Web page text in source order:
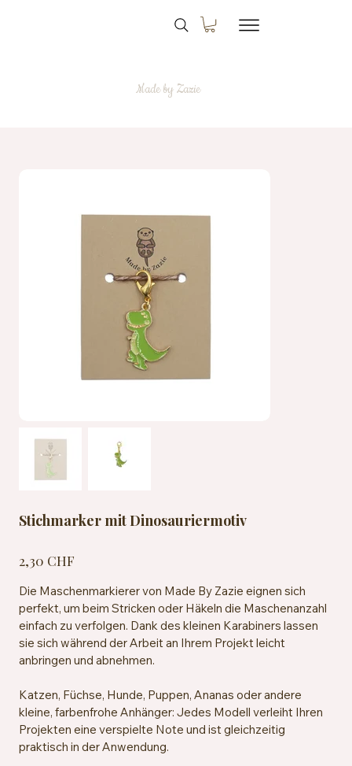
Made by Zazie
Stichmarker mit Dinosauriermotiv
2,30 CHF
Die Maschenmarkierer von Made By Zazie eignen sich
perfekt, um beim Stricken oder Häkeln die Maschenanzahl
einfach zu verfolgen. Dank des kleinen Karabiners lassen
sie sich während der Arbeit an Ihrem Projekt leicht
anbringen und abnehmen.
Katzen, Füchse, Hunde, Puppen, Ananas oder andere
kleine, farbenfrohe Anhänger: Jedes Modell verleiht Ihren
Projekten eine verspielte Note und ist gleichzeitig
praktisch in der Anwendung.